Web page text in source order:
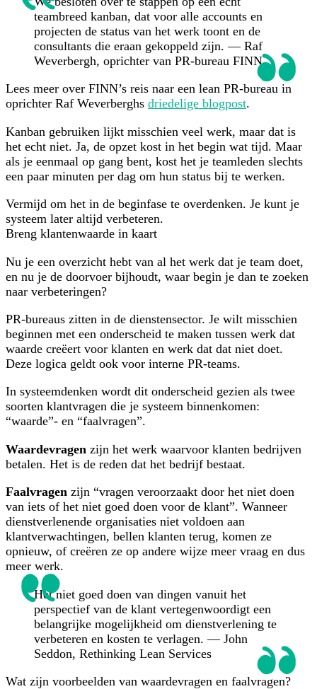
teambreed kanban, dat voor alle accounts en
projecten de status van het werk toont en de
consultants die eraan gekoppeld zijn. — Raf
Weverbergh, oprichter van PR-bureau FINN
Lees meer over FINN’s reis naar een lean PR-bureau in
oprichter Raf Weverberghs driedelige blogpost.
Kanban gebruiken lijkt misschien veel werk, maar dat is
het echt niet. Ja, de opzet kost in het begin wat tijd. Maar
als je eenmaal op gang bent, kost het je teamleden slechts
een paar minuten per dag om hun status bij te werken.
Vermijd om het in de beginfase te overdenken. Je kunt je
systeem later altijd verbeteren.
Breng klantenwaarde in kaart
Nu je een overzicht hebt van al het werk dat je team doet,
en nu je de doorvoer bijhoudt, waar begin je dan te zoeken
naar verbeteringen?
PR-bureaus zitten in de dienstensector. Je wilt misschien
beginnen met een onderscheid te maken tussen werk dat
waarde creëert voor klanten en werk dat dat niet doet.
Deze logica geldt ook voor interne PR-teams.
In systeemdenken wordt dit onderscheid gezien als twee
soorten klantvragen die je systeem binnenkomen:
“waarde”- en “faalvragen”.
Waardevragen zijn het werk waarvoor klanten bedrijven
betalen. Het is de reden dat het bedrijf bestaat.
Faalvragen zijn “vragen veroorzaakt door het niet doen
van iets of het niet goed doen voor de klant”. Wanneer
dienstverlenende organisaties niet voldoen aan
klantverwachtingen, bellen klanten terug, komen ze
opnieuw, of creëren ze op andere wijze meer vraag en dus
meer werk.
Het niet goed doen van dingen vanuit het
perspectief van de klant vertegenwoordigt een
belangrijke mogelijkheid om dienstverlening te
verbeteren en kosten te verlagen. — John
Seddon, Rethinking Lean Services
Wat zijn voorbeelden van waardevragen en faalvragen?